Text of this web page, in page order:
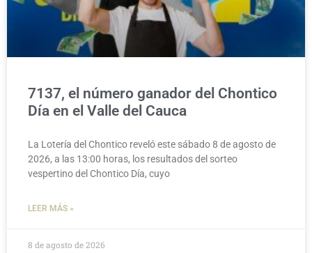
7137, el número ganador del Chontico
Día en el Valle del Cauca
La Lotería del Chontico reveló este sábado 8 de agosto de
2026, a las 13:00 horas, los resultados del sorteo
vespertino del Chontico Día, cuyo
LEER MÁS »
8 de agosto de 2026